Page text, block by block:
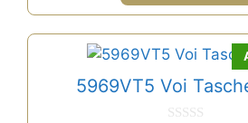
5969VT5 Voi